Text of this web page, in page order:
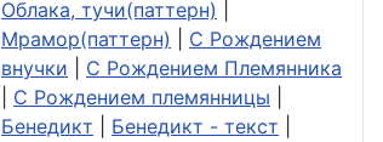
Облака, тучи(паттерн)
Мрамор(паттерн)
С Рождением
внучки
С Рождением Племянника
С Рождением племянницы
Бенедикт
Бенедикт - текст